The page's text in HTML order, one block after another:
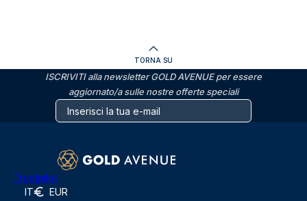
TORNA SU
ISCRIVITI alla newsletter GOLD AVENUE per essere
aggiornato/a sulle nostre offerte speciali
Trustpilot
IT EUR